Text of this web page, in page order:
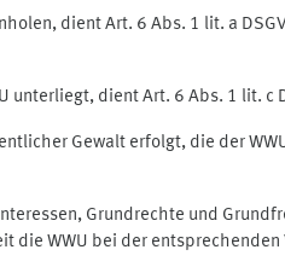
dient Art. 6 Abs. 1 lit. a
dient Art. 6 Abs. 1 lit. c
Gewalt erfolgt, die der
Grundrechte und
die WWU bei der